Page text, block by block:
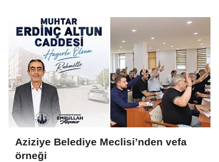
Aziziye Belediye Meclisi’nden vefa
örneği